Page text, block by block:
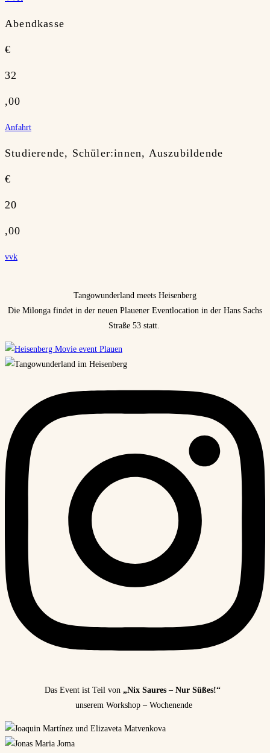
Abendkasse
€
32
,00
Anfahrt
Studierende, Schüler:innen, Auszubildende
€
20
,00
vvk
Tangowunderland meets Heisenberg
Die Milonga findet in der neuen Plauener Eventlocation in der Hans Sachs
Straße 53 statt.
Das Event ist Teil von „Nix Saures – Nur Süßes!“
unserem Workshop – Wochenende